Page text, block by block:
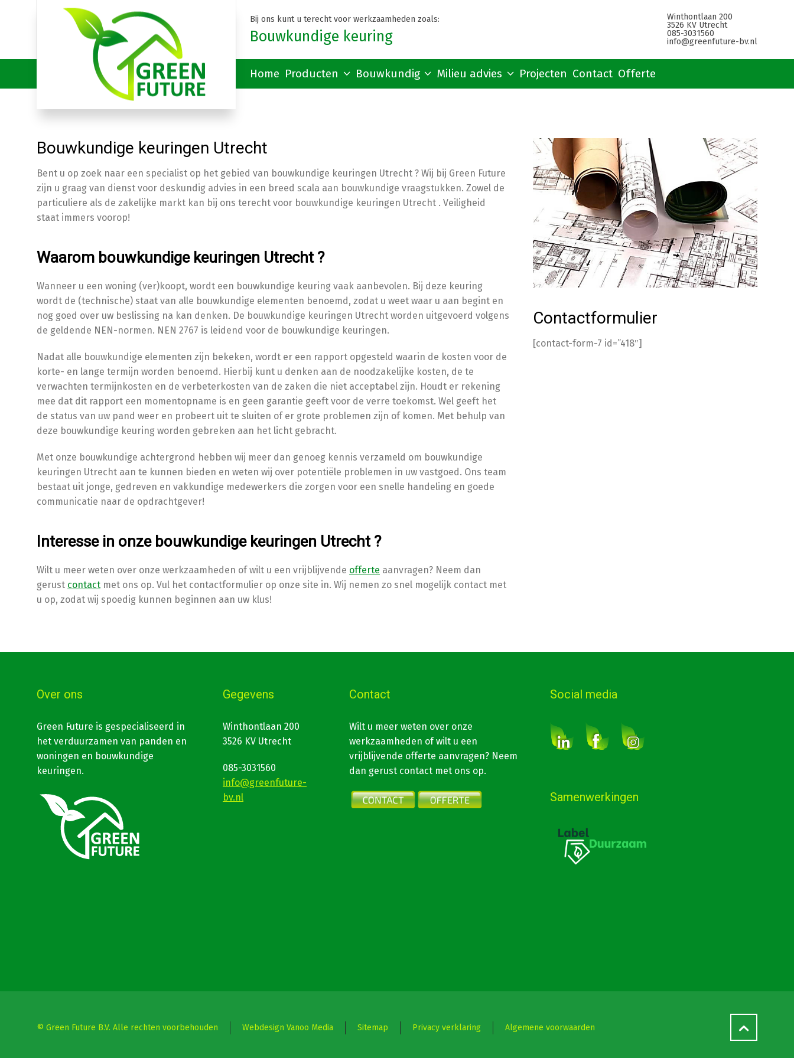
Bij ons kunt u terecht voor werkzaamheden zoals:
Bouwkundige keuring
Winthontlaan 200
3526 KV Utrecht
085-3031560
info@greenfuture-bv.nl
Home Producten Bouwkundig Milieu advies Projecten Contact Offerte
Bouwkundige keuringen Utrecht
Bent u op zoek naar een specialist op het gebied van bouwkundige keuringen Utrecht ? Wij bij Green Future
zijn u graag van dienst voor deskundig advies in een breed scala aan bouwkundige vraagstukken. Zowel de
particuliere als de zakelijke markt kan bij ons terecht voor bouwkundige keuringen Utrecht . Veiligheid
staat immers voorop!
Waarom bouwkundige keuringen Utrecht ?
Wanneer u een woning (ver)koopt, wordt een bouwkundige keuring vaak aanbevolen. Bij deze keuring
wordt de (technische) staat van alle bouwkundige elementen benoemd, zodat u weet waar u aan begint en
nog goed over uw beslissing na kan denken. De bouwkundige keuringen Utrecht worden uitgevoerd volgens
de geldende NEN-normen. NEN 2767 is leidend voor de bouwkundige keuringen.
Nadat alle bouwkundige elementen zijn bekeken, wordt er een rapport opgesteld waarin de kosten voor de
korte- en lange termijn worden benoemd. Hierbij kunt u denken aan de noodzakelijke kosten, de te
verwachten termijnkosten en de verbeterkosten van de zaken die niet acceptabel zijn. Houdt er rekening
mee dat dit rapport een momentopname is en geen garantie geeft voor de verre toekomst. Wel geeft het
de status van uw pand weer en probeert uit te sluiten of er grote problemen zijn of komen. Met behulp van
deze bouwkundige keuring worden gebreken aan het licht gebracht.
Met onze bouwkundige achtergrond hebben wij meer dan genoeg kennis verzameld om bouwkundige
keuringen Utrecht aan te kunnen bieden en weten wij over potentiële problemen in uw vastgoed. Ons team
bestaat uit jonge, gedreven en vakkundige medewerkers die zorgen voor een snelle handeling en goede
communicatie naar de opdrachtgever!
Interesse in onze bouwkundige keuringen Utrecht ?
Wilt u meer weten over onze werkzaamheden of wilt u een vrijblijvende offerte aanvragen? Neem dan
gerust contact met ons op. Vul het contactformulier op onze site in. Wij nemen zo snel mogelijk contact met
u op, zodat wij spoedig kunnen beginnen aan uw klus!
Contactformulier
[contact-form-7 id=”418″]
Over ons
Green Future is gespecialiseerd in
het verduurzamen van panden en
woningen en bouwkundige
keuringen.
Gegevens
Winthontlaan 200
3526 KV Utrecht
085-3031560
info@greenfuture-
bv.nl
Contact
Wilt u meer weten over onze
werkzaamheden of wilt u een
vrijblijvende offerte aanvragen? Neem
dan gerust contact met ons op.
Social media
Samenwerkingen
© Green Future B.V. Alle rechten voorbehouden Webdesign Vanoo Media Sitemap Privacy verklaring Algemene voorwaarden